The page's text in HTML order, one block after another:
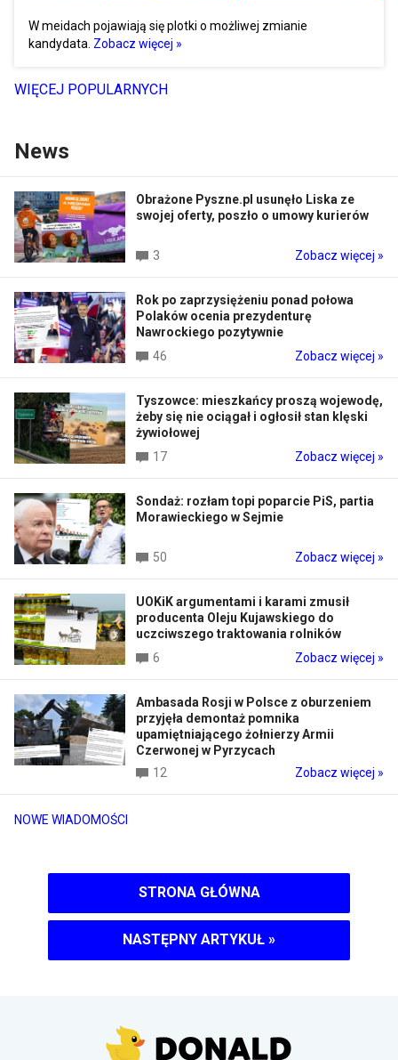
W meidach pojawiają się plotki o możliwej zmianie
kandydata. Zobacz więcej »
WIĘCEJ POPULARNYCH
News
NOWE WIADOMOŚCI
Obrażone Pyszne.pl usunęło Liska ze
swojej oferty, poszło o umowy kurierów
3 Zobacz więcej »
Rok po zaprzysiężeniu ponad połowa
Polaków ocenia prezydenturę
Nawrockiego pozytywnie
46
Zobacz więcej »
Tyszowce: mieszkańcy proszą wojewodę,
żeby się nie ociągał i ogłosił stan klęski
żywiołowej
17
Zobacz więcej »
Sondaż: rozłam topi poparcie PiS, partia
Morawieckiego w Sejmie
50 Zobacz więcej »
UOKiK argumentami i karami zmusił
producenta Oleju Kujawskiego do
uczciwszego traktowania rolników
6
Zobacz więcej »
Ambasada Rosji w Polsce z oburzeniem
przyjęła demontaż pomnika
upamiętniającego żołnierzy Armii
Czerwonej w Pyrzycach
12
Zobacz więcej »
STRONA GŁÓWNA
NASTĘPNY ARTYKUŁ »